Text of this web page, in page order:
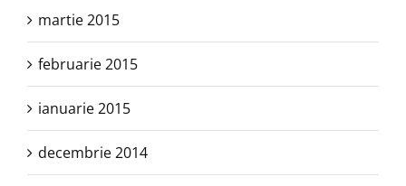
martie 2015
februarie 2015
ianuarie 2015
decembrie 2014